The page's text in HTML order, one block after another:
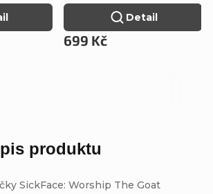
699 Kč
Detail
produktu
SickFace: Worship The Goat